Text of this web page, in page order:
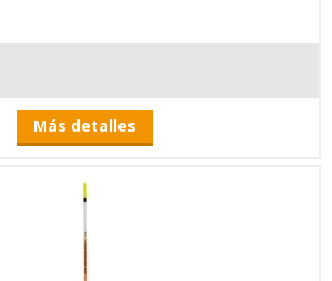
Más detalles